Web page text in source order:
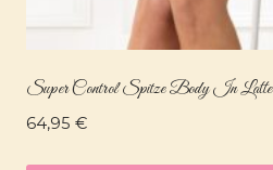
Super Control Spitze Body In Latte
64,95 €